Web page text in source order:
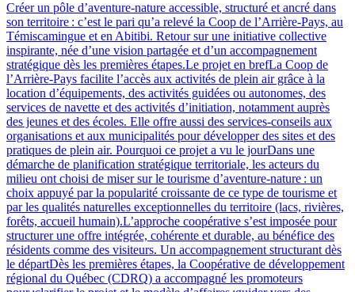
Créer un pôle d’aventure-nature accessible, structuré et ancré dans
son territoire : c’est le pari qu’a relevé la Coop de l’Arrière-Pays, au
Témiscamingue et en Abitibi. Retour sur une initiative collective
inspirante, née d’une vision partagée et d’un accompagnement
stratégique dès les premières étapes.Le projet en brefLa Coop de
l’Arrière-Pays facilite l’accès aux activités de plein air grâce à la
location d’équipements, des activités guidées ou autonomes, des
services de navette et des activités d’initiation, notamment auprès
des jeunes et des écoles. Elle offre aussi des services‑conseils aux
organisations et aux municipalités pour développer des sites et des
pratiques de plein air. Pourquoi ce projet a vu le jourDans une
démarche de planification stratégique territoriale, les acteurs du
milieu ont choisi de miser sur le tourisme d’aventure‑nature : un
choix appuyé par la popularité croissante de ce type de tourisme et
par les qualités naturelles exceptionnelles du territoire (lacs, rivières,
forêts, accueil humain).L’approche coopérative s’est imposée pour
structurer une offre intégrée, cohérente et durable, au bénéfice des
résidents comme des visiteurs. Un accompagnement structurant dès
le départDès les premières étapes, la Coopérative de développement
régional du Québec (CDRQ) a accompagné les promoteurs